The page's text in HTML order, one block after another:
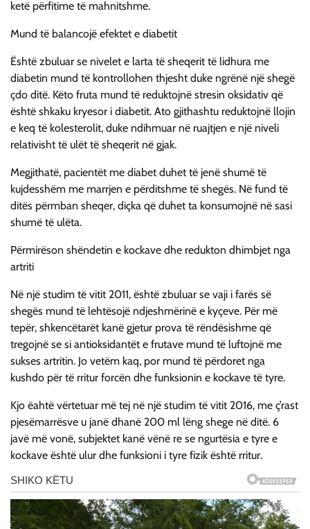
ketë përfitime të mahnitshme.
Mund të balancojë efektet e diabetit
Është zbuluar se nivelet e larta të sheqerit të lidhura me
diabetin mund të kontrollohen thjesht duke ngrënë një shegë
çdo ditë. Këto fruta mund të reduktojnë stresin oksidativ që
është shkaku kryesor i diabetit. Ato gjithashtu reduktojnë llojin
e keq të kolesterolit, duke ndihmuar në ruajtjen e një niveli
relativisht të ulët të sheqerit në gjak.
Megjithatë, pacientët me diabet duhet të jenë shumë të
kujdesshëm me marrjen e përditshme të shegës. Në fund të
ditës përmban sheqer, diçka që duhet ta konsumojnë në sasi
shumë të ulëta.
Përmirëson shëndetin e kockave dhe redukton dhimbjet nga
artriti
Në një studim të vitit 2011, është zbuluar se vaji i farës së
shegës mund të lehtësojë ndjeshmërinë e kyçeve. Për më
tepër, shkencëtarët kanë gjetur prova të rëndësishme që
tregojnë se si antioksidantët e frutave mund të luftojnë me
sukses artritin. Jo vetëm kaq, por mund të përdoret nga
kushdo për të rritur forcën dhe funksionin e kockave të tyre.
Kjo ëahtë vërtetuar më tej në një studim të vitit 2016, me ç’rast
pjesëmarrësve u janë dhanë 200 ml lëng shege në ditë. 6
javë më vonë, subjektet kanë vënë re se ngurtësia e tyre e
kockave është ulur dhe funksioni i tyre fizik është rritur.